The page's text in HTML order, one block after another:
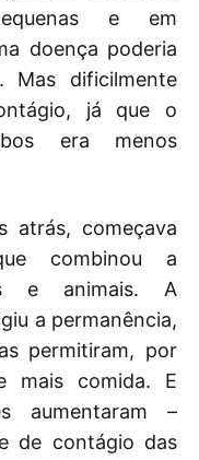
e em
doença poderia
Mas dificilmente
já que o
era menos
atrás, começava
combinou a
e animais. A
a permanência,
permitiram, por
mais comida. E
aumentaram –
de contágio das